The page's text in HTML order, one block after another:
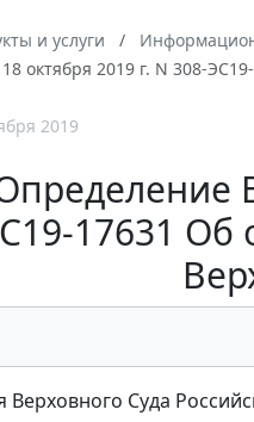
и услуги
октября 2019 г. N 308-
2019
17631 Об
Верховного Суда